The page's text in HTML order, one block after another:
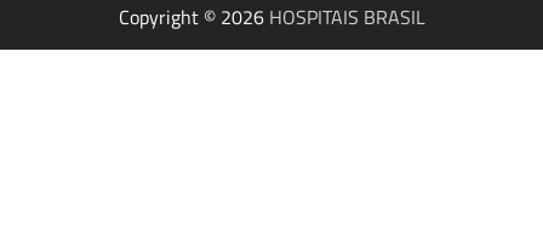
Copyright © 2026 HOSPITAIS BRASIL